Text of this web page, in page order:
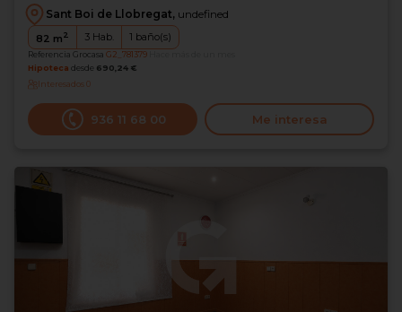
Sant Boi de Llobregat, undefined
82 m2 3 Hab. 1 baño(s)
Referencia Grocasa G2_781379
Hipoteca desde 690,24 €
Interesados0
936 11 68 00 Me interesa